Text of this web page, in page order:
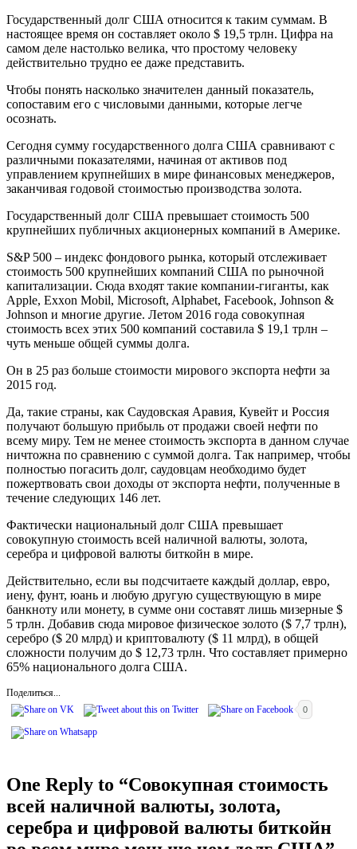
Государственный долг США относится к таким суммам. В
настоящее время он составляет около $ 19,5 трлн. Цифра на
самом деле настолько велика, что простому человеку
действительно трудно ее даже представить.
Чтобы понять насколько значителен данный показатель,
сопоставим его с числовыми данными, которые легче
осознать.
Сегодня сумму государственного долга США сравнивают с
различными показателями, начиная от активов под
управлением крупнейших в мире финансовых менеджеров,
заканчивая годовой стоимостью производства золота.
Государственный долг США превышает стоимость 500
крупнейших публичных акционерных компаний в Америке.
S&P 500 – индекс фондового рынка, который отслеживает
стоимость 500 крупнейших компаний США по рыночной
капитализации. Сюда входят такие компании-гиганты, как
Apple, Exxon Mobil, Microsoft, Alphabet, Facebook, Johnson &
Johnson и многие другие. Летом 2016 года совокупная
стоимость всех этих 500 компаний составила $ 19,1 трлн –
чуть меньше общей суммы долга.
Он в 25 раз больше стоимости мирового экспорта нефти за
2015 год.
Да, такие страны, как Саудовская Аравия, Кувейт и Россия
получают большую прибыль от продажи своей нефти по
всему миру. Тем не менее стоимость экспорта в данном случае
ничтожна по сравнению с суммой долга. Так например, чтобы
полностью погасить долг, саудовцам необходимо будет
пожертвовать свои доходы от экспорта нефти, полученные в
течение следующих 146 лет.
Фактически национальный долг США превышает
совокупную стоимость всей наличной валюты, золота,
серебра и цифровой валюты биткойн в мире.
Действительно, если вы подсчитаете каждый доллар, евро,
иену, фунт, юань и любую другую существующую в мире
банкноту или монету, в сумме они составят лишь мизерные $
5 трлн. Добавив сюда мировое физическое золото ($ 7,7 трлн),
серебро ($ 20 млрд) и криптовалюту ($ 11 млрд), в общей
сложности получим до $ 12,73 трлн. Что составляет примерно
65% национального долга США.
Поделиться...
0
One Reply to “Совокупная стоимость
всей наличной валюты, золота,
серебра и цифровой валюты биткойн